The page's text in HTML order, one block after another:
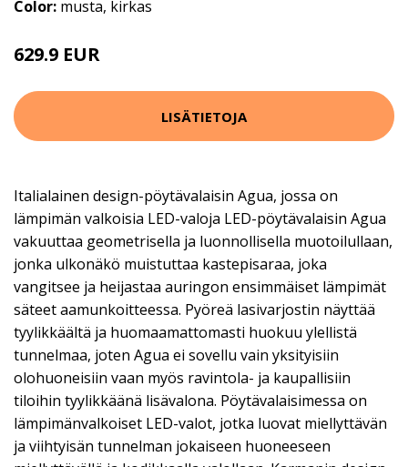
Color: musta, kirkas
629.9 EUR
LISÄTIETOJA
Italialainen design-pöytävalaisin Agua, jossa on
lämpimän valkoisia LED-valoja LED-pöytävalaisin Agua
vakuuttaa geometrisella ja luonnollisella muotoilullaan,
jonka ulkonäkö muistuttaa kastepisaraa, joka
vangitsee ja heijastaa auringon ensimmäiset lämpimät
säteet aamunkoitteessa. Pyöreä lasivarjostin näyttää
tyylikkäältä ja huomaamattomasti huokuu ylellistä
tunnelmaa, joten Agua ei sovellu vain yksityisiin
olohuoneisiin vaan myös ravintola- ja kaupallisiin
tiloihin tyylikkäänä lisävalona. Pöytävalaisimessa on
lämpimänvalkoiset LED-valot, jotka luovat miellyttävän
ja viihtyisän tunnelman jokaiseen huoneeseen